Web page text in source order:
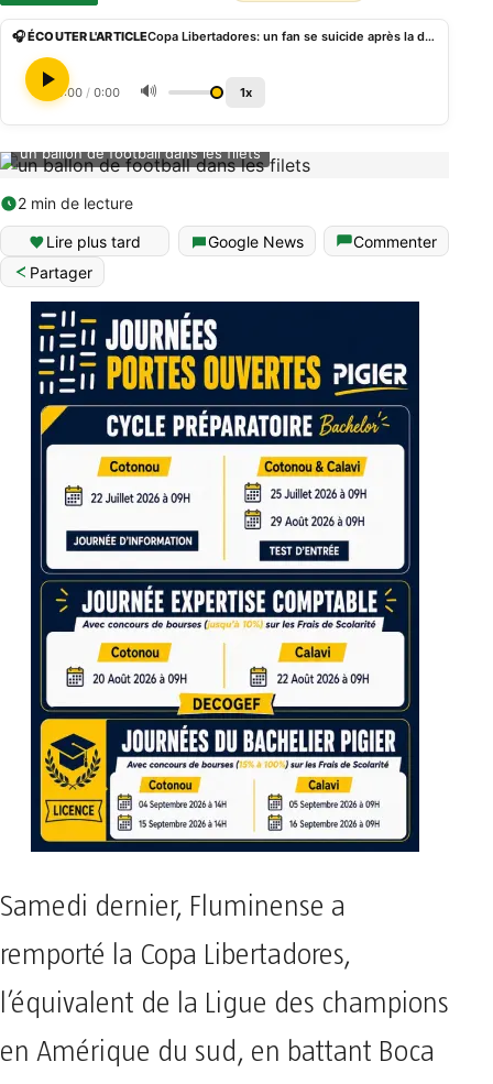
🎧 ÉCOUTER L'ARTICLE Copa Libertadores: un fan se suicide après la défaite de Boca Juniors en finale
0:00 / 0:00 🔊 1x
un ballon de football dans les filets
2 min de lecture
Lire plus tard Google News
Commenter
Partager
Samedi dernier, Fluminense a
remporté la Copa Libertadores,
l’équivalent de la Ligue des champions
en Amérique du sud, en battant Boca